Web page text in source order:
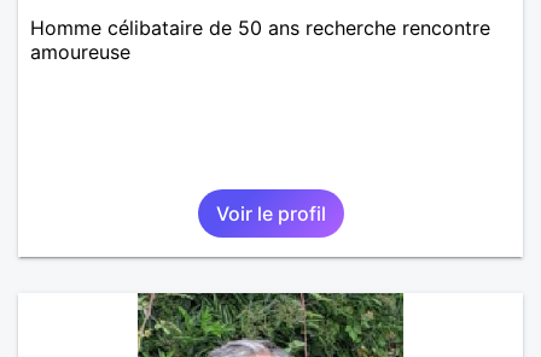
Homme célibataire de 50 ans recherche rencontre
amoureuse
Voir le profil